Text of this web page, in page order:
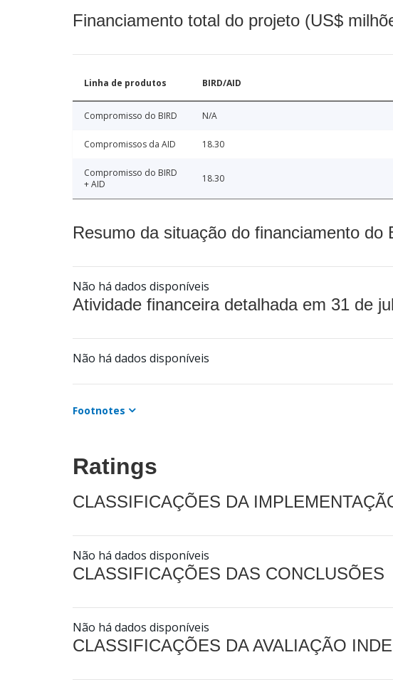
Financiamento total do projeto (US$
Linha de produtos BIRD/AID
Compromisso do BIRD N/A
Compromissos da AID 18.30
Compromisso do BIRD
+ AID
18.30
Resumo da situação do financiamento
Não há dados disponíveis
Atividade financeira detalhada em 31 de
Não há dados disponíveis
Footnotes
Ratings
CLASSIFICAÇÕES DA
Não há dados disponíveis
CLASSIFICAÇÕES DAS CONCLUSÕES
Não há dados disponíveis
CLASSIFICAÇÕES DA AVALIAÇÃO